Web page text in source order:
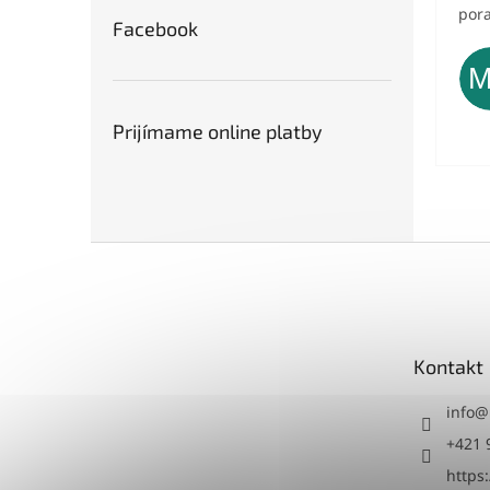
Facebook
Prijímame online platby
Kontakt
info@
+421